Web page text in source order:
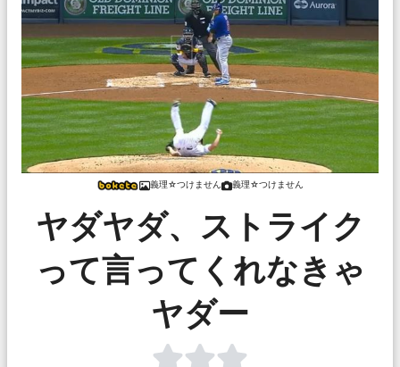
義理☆つけません 義理☆つけません
ヤダヤダ、ストライク
って言ってくれなきゃ
ヤダー